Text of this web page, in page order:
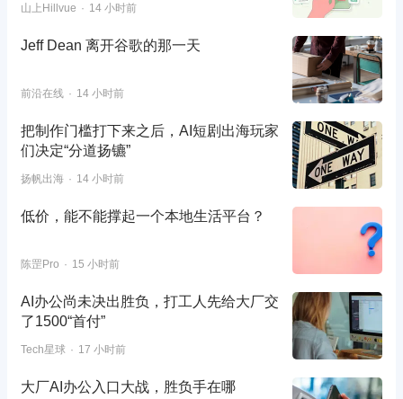
山上Hillvue 14 小时前
Jeff Dean 离开谷歌的那一天
前沿在线 14 小时前
把制作门槛打下来之后，AI短剧出海玩家
们决定“分道扬镳”
扬帆出海 14 小时前
低价，能不能撑起一个本地生活平台？
陈罡Pro 15 小时前
AI办公尚未决出胜负，打工人先给大厂交
了1500“首付”
Tech星球 17 小时前
大厂AI办公入口大战，胜负手在哪